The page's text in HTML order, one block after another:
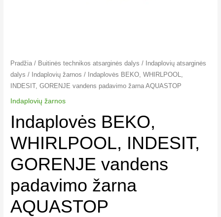
Pradžia / Buitinės technikos atsarginės dalys /
Indaplovių atsarginės
dalys / Indaplovių žarnos​ / Indaplovės BEKO, WHIRLPOOL,
INDESIT, GORENJE vandens padavimo žarna AQUASTOP
Indaplovių žarnos​
Indaplovės BEKO,
WHIRLPOOL, INDESIT,
GORENJE vandens
padavimo žarna
AQUASTOP